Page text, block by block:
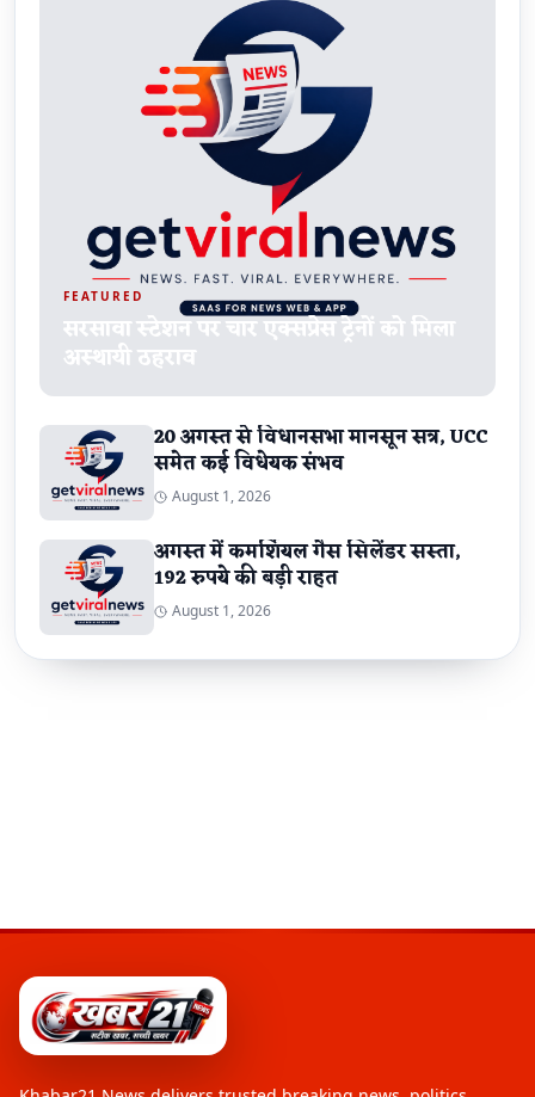
FEATURED
सरसावा स्टेशन पर चार एक्सप्रेस ट्रेनों को मिला
अस्थायी ठहराव
20 अगस्त से विधानसभा मानसून सत्र, UCC
समेत कई विधेयक संभव
August 1, 2026
अगस्त में कमर्शियल गैस सिलेंडर सस्ता,
192 रुपये की बड़ी राहत
August 1, 2026